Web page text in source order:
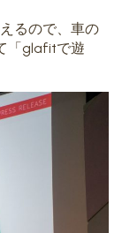
るので、車の
「glafitで遊